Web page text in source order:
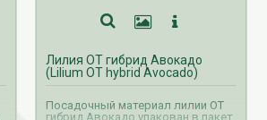
Лилия ОТ гибрид Авокадо
(Lilium OT hybrid Avocado)
Посадочный материал лилии ОТ
гибрид Авокадо упакован в пакет